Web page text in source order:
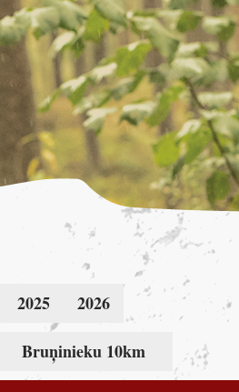
2025 2026
Bruņinieku 10km